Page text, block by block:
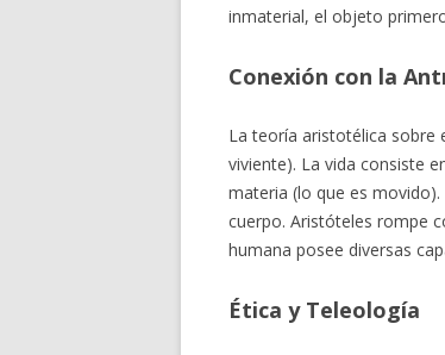
inmaterial, el objeto
Conexión con la
La teoría aristotélica sobre
viviente). La vida consiste
materia (lo que es
cuerpo. Aristóteles rompe
humana posee diversas
Ética y Teleología